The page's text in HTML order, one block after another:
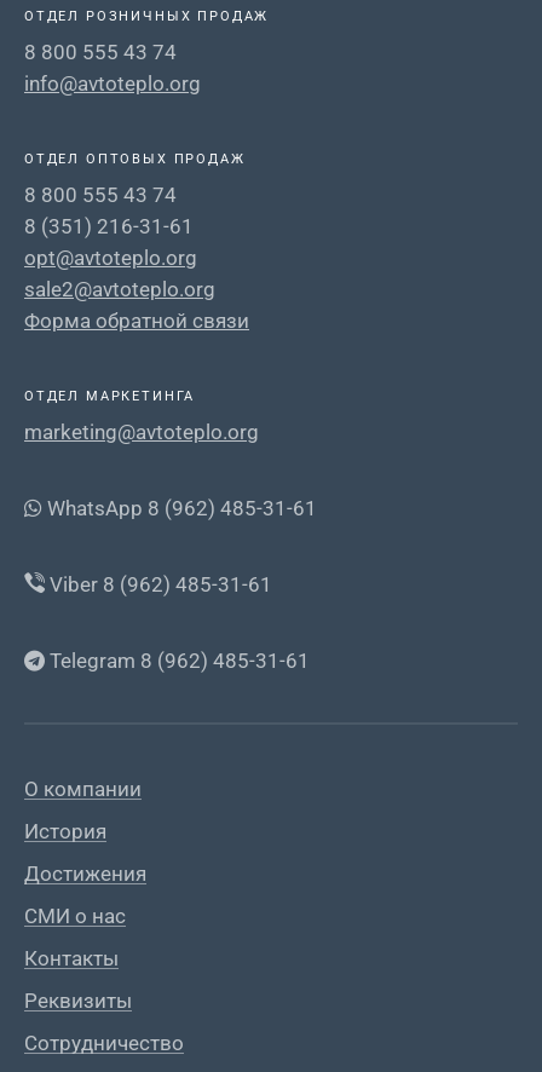
ОТДЕЛ РОЗНИЧНЫХ ПРОДАЖ
8 800 555 43 74
info@avtoteplo.org
ОТДЕЛ ОПТОВЫХ ПРОДАЖ
8 800 555 43 74
8 (351) 216-31-61
opt@avtoteplo.org
sale2@avtoteplo.org
Форма обратной связи
ОТДЕЛ МАРКЕТИНГА
marketing@avtoteplo.org
WhatsApp 8 (962) 485-31-61
Viber 8 (962) 485-31-61
Telegram 8 (962) 485-31-61
О компании
История
Достижения
СМИ о нас
Контакты
Реквизиты
Сотрудничество